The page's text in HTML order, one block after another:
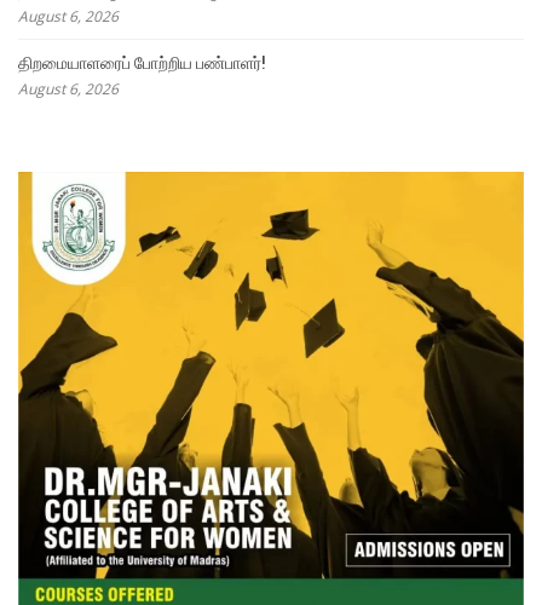
August 6, 2026
திறமையாளரைப் போற்றிய பண்பாளர்!
August 6, 2026